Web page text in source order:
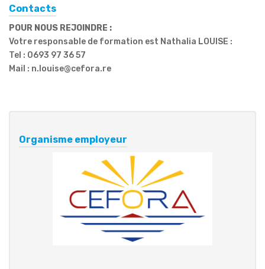
Contacts
POUR NOUS REJOINDRE :
Votre responsable de formation est Nathalia LOUISE :
Tel : 0693 97 36 57
Mail : n.louise@cefora.re
Organisme employeur